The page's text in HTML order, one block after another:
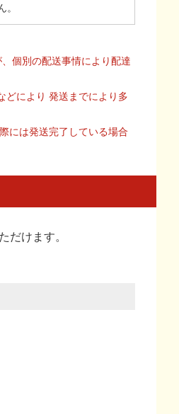
個別の配送事情により配達
どにより 発送までにより多
には発送完了している場合
だけます。